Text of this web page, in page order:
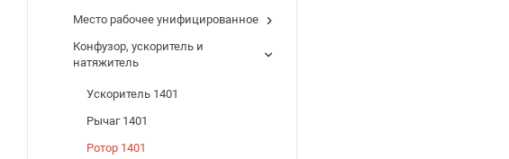
Место рабочее унифицированное
Конфузор, ускоритель и
натяжитель
Ускоритель 1401
Рычаг 1401
Ротор 1401